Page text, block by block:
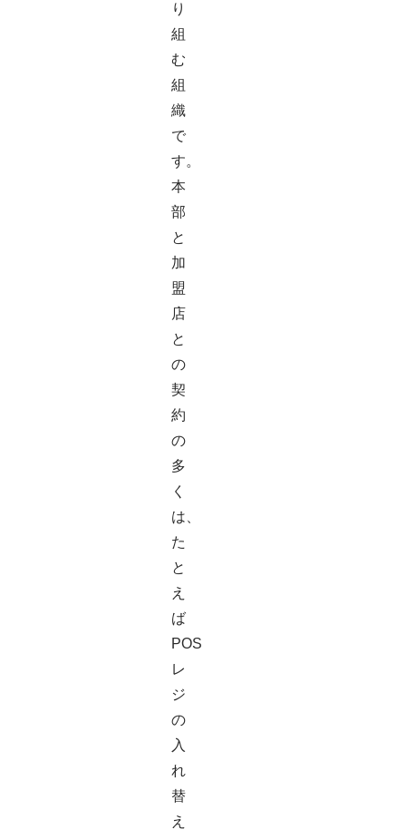
り
組
む
組
織
で
す。
本
部
と
加
盟
店
と
の
契
約
の
多
く
は、
た
と
え
ば
POS
レ
ジ
の
入
れ
替
え